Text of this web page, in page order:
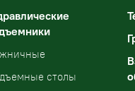
столы